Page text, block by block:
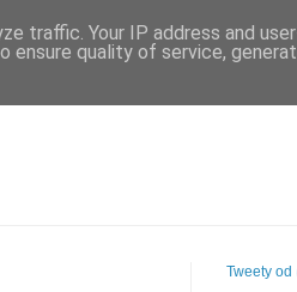
Tweety
traffic. Your IP address and
ensure quality of service,